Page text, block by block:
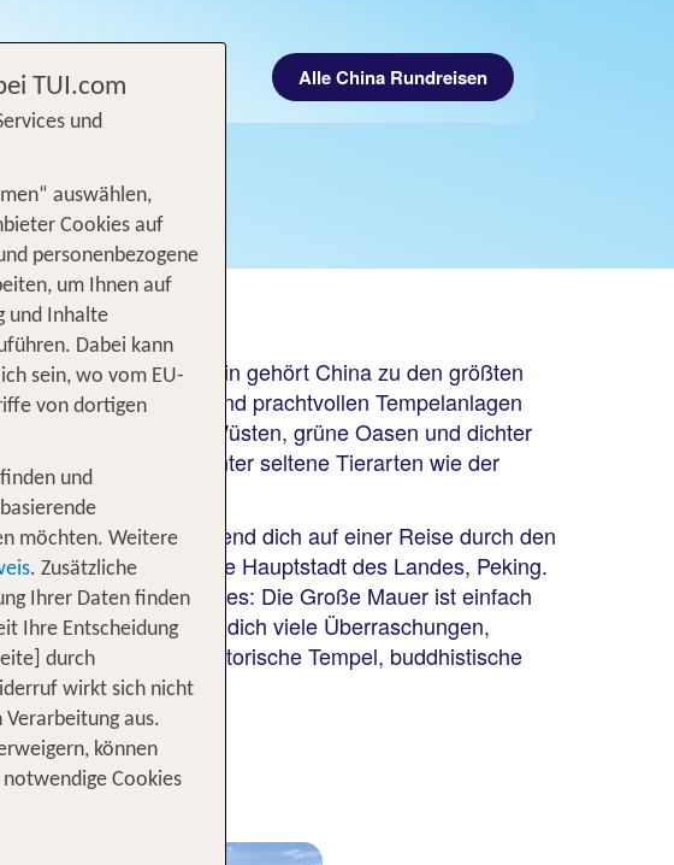
Alle China Rundreisen
Lächelns
Erlebnis. Immerhin gehört China zu den größten
Metropolen und prachtvollen Tempelanlagen
Gipfel, Steppen, Wüsten, grüne Oasen und dichter
und Tierarten, darunter seltene Tierarten wie der
entdecken. Während dich auf einer Reise durch den
auch die aufregende Hauptstadt des Landes, Peking.
des Landes: Die Große Mauer ist einfach
erwarten dich viele Überraschungen,
Aber auch historische Tempel, buddhistische
China
TUI.com
und
auswählen,
Cookies auf
personenbezogene
um Ihnen auf
und Inhalte
Dabei kann
sein, wo vom EU-
von dortigen
und
möchten. Weitere
. Zusätzliche
Ihrer Daten finden
Ihre Entscheidung
durch
wirkt sich nicht
aus.
können
Cookies